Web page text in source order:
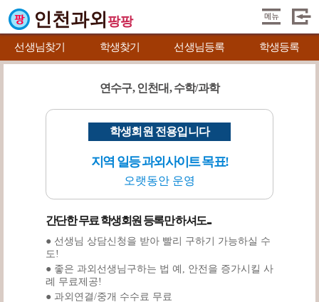
인천과외 팡팡
선생님찾기 학생찾기 선생님등록 학생등록
연수구, 인천대, 수학/과학
학생회원 전용입니다
지역 일등 과외사이트 목표!
오랫동안 운영
간단한 무료 학생회원 등록만 하셔도...
● 선생님 상담신청을 받아 빨리 구하기 가능하실 수
도!
● 좋은 과외선생님구하는 법 예, 안전을 증가시킬 사
례 무료제공!
● 과외연결/중개 수수료 무료